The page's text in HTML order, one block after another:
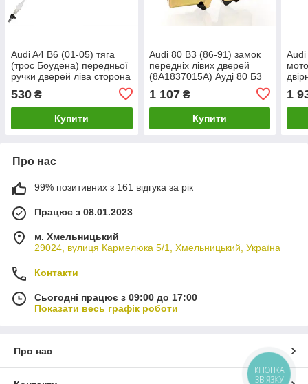
Audi A4 B6 (01-05) тяга
(трос Боудена) передньої
ручки дверей ліва сторона
= права, 8E0837085C Ауді
А4 Б6
530 ₴
Купити
Audi 80 B3 (86-91) замок
передніх лівих дверей
(8A1837015A) Ауді 80 Б3
1 107₴
Купити
А3
1
Про нас
99% позитивних з 161 відгука за рік
Працює з 08.01.2023
м. Хмельницький
29024, вулиця Кармелюка 5/1, Хмельницький, Україна
Контакти
Сьогодні працює з 09:00 до 17:00
Показати весь графік роботи
Про нас
КНОПКА
ЗВ'ЯЗКУ